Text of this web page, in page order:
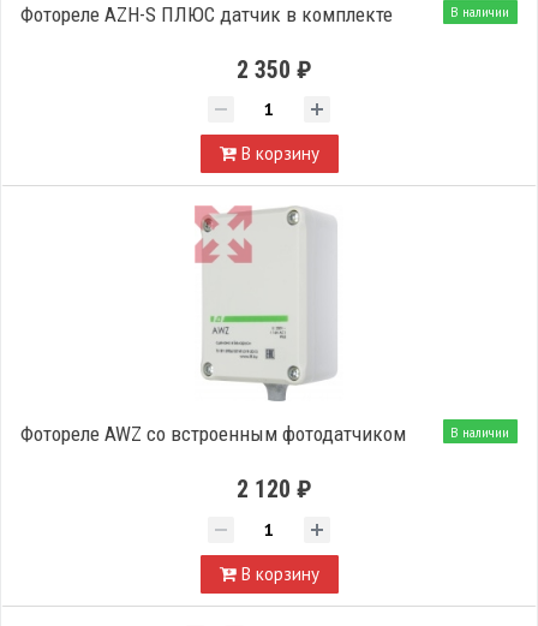
В наличии
Фотореле AZH-S ПЛЮС датчик в комплекте
2 350 ₽
В корзину
В наличии
Фотореле AWZ со встроенным фотодатчиком
2 120 ₽
В корзину